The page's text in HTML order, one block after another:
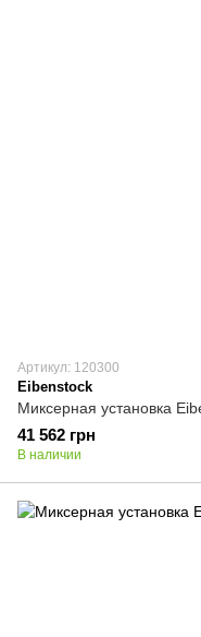
Артикул: 120300
Eibenstock
Миксерная установка
41 562 грн
В наличии